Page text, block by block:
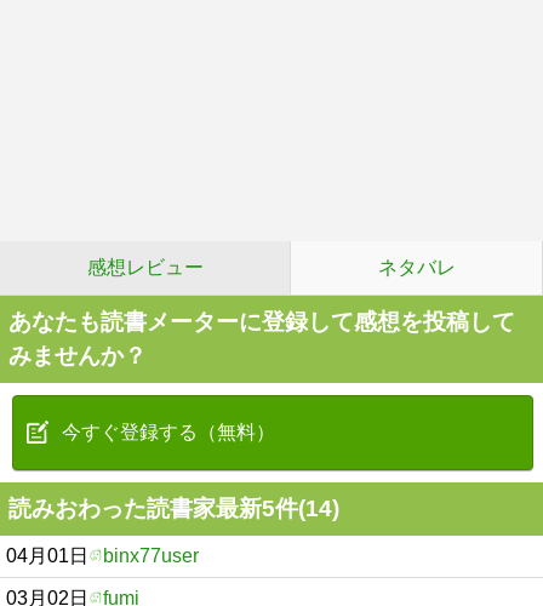
感想レビュー ネタバレ
あなたも読書メーターに登録して感想を投稿して
みませんか？
今すぐ登録する（無料）
読みおわった読書家最新5件(14)
04月01日 binx77user
03月02日 fumi